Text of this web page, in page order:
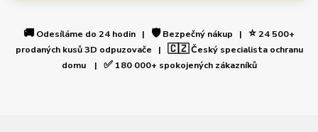
🚚 Odesíláme do 24 hodin | 🛡️Bezpečný nákup | ⭐24 500+
prodaných kusů 3D odpuzovače | 🇨🇿Český specialista ochranu
domu | ✅180 000+ spokojených zákazníků